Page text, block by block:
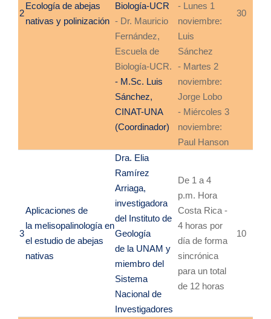
2
Ecología de abejas
nativas y polinización
Biología-UCR
- Dr. Mauricio
Fernández,
Escuela de
Biología-UCR.
- M.Sc. Luis
Sánchez,
CINAT-UNA
(Coordinador)
- Lunes 1
noviembre:
Luis
Sánchez
- Martes 2
noviembre:
Jorge Lobo
- Miércoles 3
noviembre:
Paul Hanson
30
3
Aplicaciones de
la melisopalinología en
el estudio de abejas
nativas
Dra. Elia
Ramírez
Arriaga,
investigadora
del Instituto de
Geología
de la UNAM y
miembro del
Sistema
Nacional de
Investigadores
De 1 a 4
p.m. Hora
Costa Rica -
4 horas por
día de forma
sincrónica
para un total
de 12 horas
10